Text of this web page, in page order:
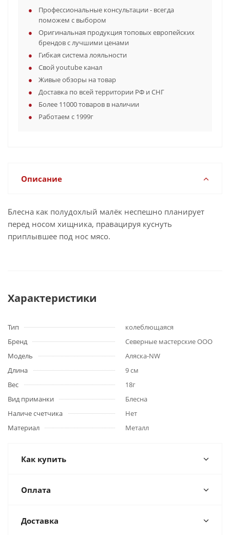
Профессиональные консультации - всегда
поможем с выбором
Оригинальная продукция топовых европейских
брендов с лучшими ценами
Гибкая система лояльности
Свой youtube канал
Живые обзоры на товар
Доставка по всей территории РФ и СНГ
Более 11000 товаров в наличии
Работаем с 1999г
Описание
Блесна как полудохлый малёк неспешно планирует
перед носом хищника, правацируя куснуть
приплывшее под нос мясо.
Характеристики
Тип
колеблющаяся
Бренд
Северные мастерские ООО
Модель
Аляска-NW
Длина
9 см
Вес
18г
Вид приманки
Блесна
Наличе счетчика
Нет
Материал
Металл
Как купить
Оплата
Доставка